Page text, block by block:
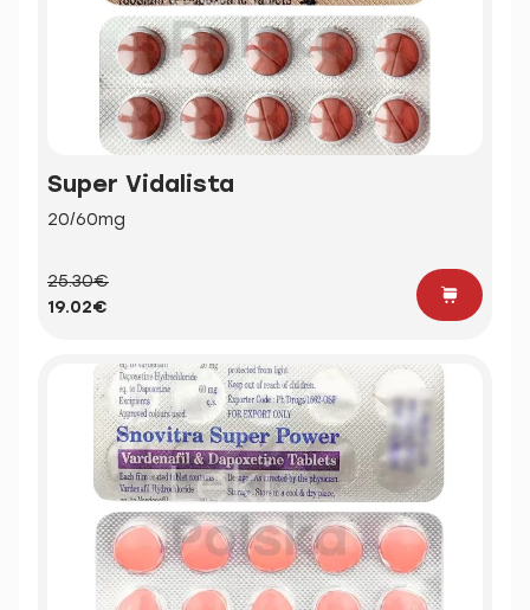
Super Vidalista
20/60mg
25.30€
19.02€